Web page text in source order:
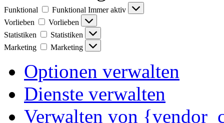
Funktional Funktional Immer aktiv
Vorlieben
Vorlieben
Statistiken
Statistiken
Marketing
Marketing
Optionen verwalten
Dienste verwalten
Verwalten von